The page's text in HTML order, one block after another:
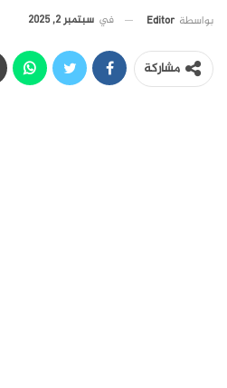
بواسطة Editor في سبتمبر 2, 2025
مشاركة